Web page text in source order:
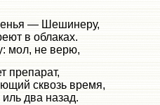
— Шешинеру,
в облаках.
мол, не верю,
препарат,
сквозь время,
два назад.